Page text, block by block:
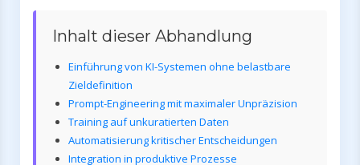
Inhalt dieser Abhandlung
Einführung von KI-Systemen ohne belastbare
Zieldefinition
Prompt-Engineering mit maximaler Unpräzision
Training auf unkuratierten Daten
Automatisierung kritischer Entscheidungen
Integration in produktive Prozesse